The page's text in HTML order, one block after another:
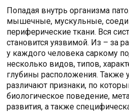
Попадая внутрь организма
мышечные, мускульные,
периферические ткани. Вся
становится уязвимой. Из – за
у каждого человека саркому
несколько видов, типов,
глубины расположения. Также
различают признаки, по
биологическое поведение,
развития, а также